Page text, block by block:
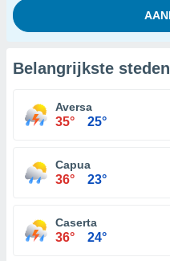
Belangrijkste steden
Aversa
35° 25°
Capua
36° 23°
Caserta
36° 24°